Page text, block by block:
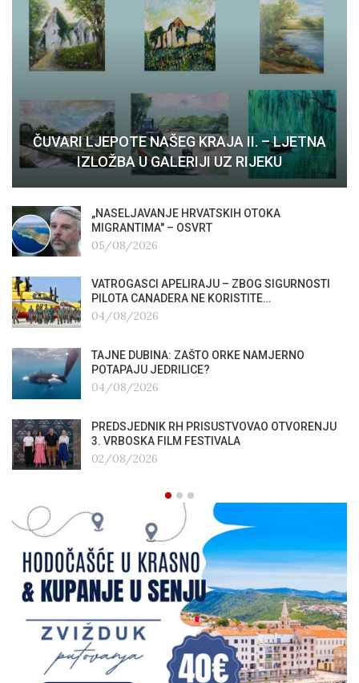
ČUVARI LJEPOTE NAŠEG KRAJA II. – LJETNA
IZLOŽBA U GALERIJI UZ RIJEKU
„NASELJAVANJE HRVATSKIH OTOKA
MIGRANTIMA″ – OSVRT
05/08/2026
VATROGASCI APELIRAJU – ZBOG SIGURNOSTI
PILOTA CANADERA NE KORISTITE…
04/08/2026
TAJNE DUBINA: ZAŠTO ORKE NAMJERNO
POTAPAJU JEDRILICE?
04/08/2026
PREDSJEDNIK RH PRISUSTVOVAO OTVORENJU
3. VRBOSKA FILM FESTIVALA
02/08/2026